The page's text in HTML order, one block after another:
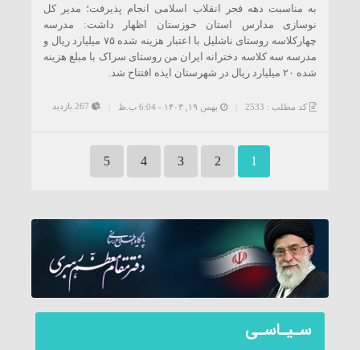
به مناسبت دهه فجر انقلاب اسلامی انجام پذیرفت؛ مدیر کل
نوسازی مدارس استان خوزستان اظهار داشت: مدرسه
چهارکلاسه روستای ناشلیل با اعتبار هزینه شده ۷۵ میلیارد ریال و
مدرسه سه کلاسه دخترانه ایران من روستای سراک با مبلغ هزینه
شده ۲۰ میلیارد ریال در شهرستان ایذه افتتاح شد.
کد مطلب : 2533 بهمن ۱۹, ۱۴۰۳ - 6:04 ب.ظ
1
2
3
4
5
سـیـاسـی